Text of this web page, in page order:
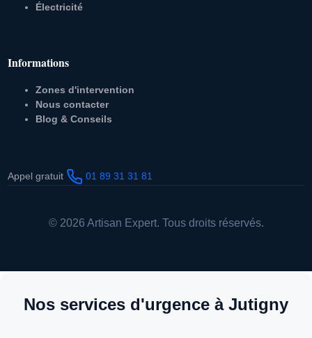
Électricité
Informations
Zones d'intervention
Nous contacter
Blog & Conseils
Appel gratuit 01 89 31 31 81
© 2026 Artisan Expert. Tous droits réservés.
Nos services d'urgence à Jutigny